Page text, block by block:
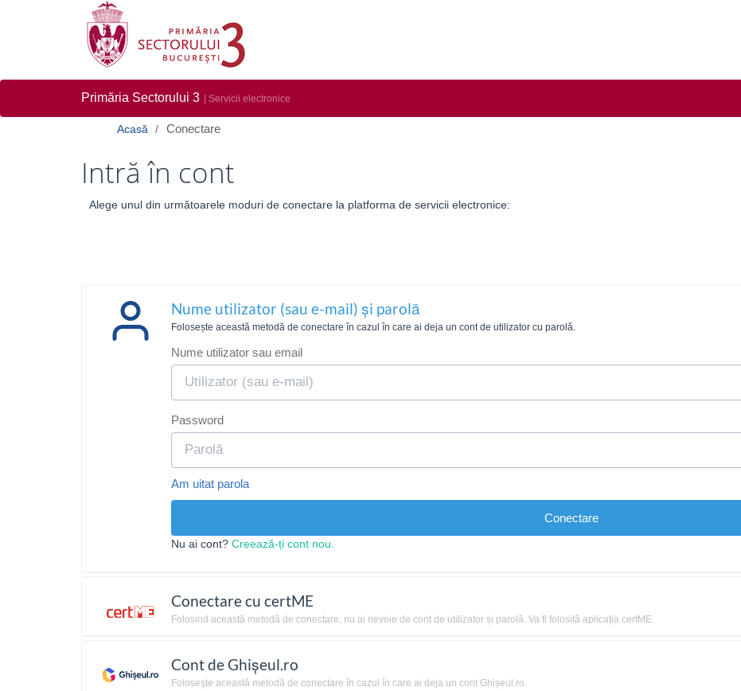
Primăria Sectorului 3 | Servicii electronice
Acasă Conectare
Intră în cont
Alege unul din următoarele moduri de conectare la platforma de servicii electronice:
Nume utilizator (sau e-mail) și parolă
Folosește această metodă de conectare în cazul în care ai deja un cont de utilizator cu parolă.
Nume utilizator sau email
Password
Am uitat parola
Conectare
Nu ai cont?Creează-ți cont nou.
Conectare cu certME
Folosind această metodă de conectare, nu ai nevoie de cont de utilizator și parolă. Va fi folosită aplicația certME.
Cont de Ghișeul.ro
Folosește această metodă de conectare în cazul în care ai deja un cont Ghișeul.ro.